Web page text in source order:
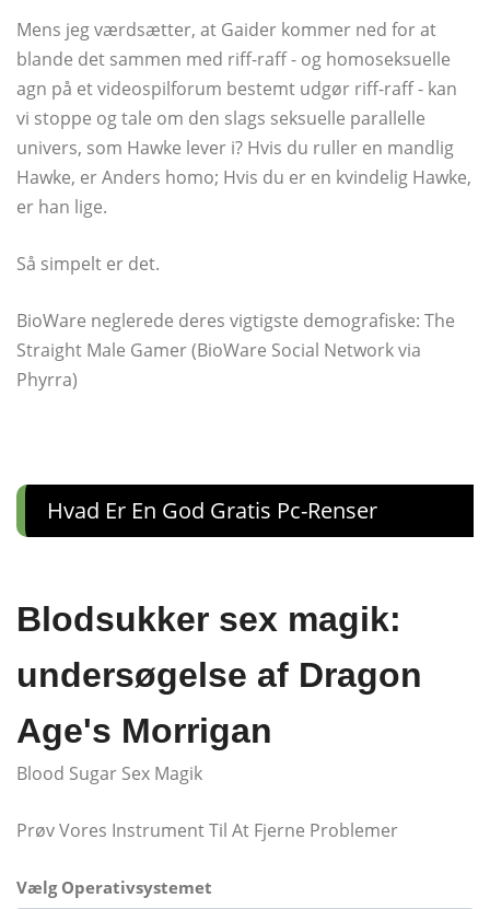
Mens jeg værdsætter, at Gaider kommer ned for at
blande det sammen med riff-raff - og homoseksuelle
agn på et videospilforum bestemt udgør riff-raff - kan
vi stoppe og tale om den slags seksuelle parallelle
univers, som Hawke lever i? Hvis du ruller en mandlig
Hawke, er Anders homo; Hvis du er en kvindelig Hawke,
er han lige.
Så simpelt er det.
BioWare neglerede deres vigtigste demografiske: The
Straight Male Gamer (BioWare Social Network via
Phyrra)
Hvad Er En God Gratis Pc-Renser
Blodsukker sex magik:
undersøgelse af Dragon
Age's Morrigan
Blood Sugar Sex Magik
Prøv Vores Instrument Til At Fjerne Problemer
Vælg Operativsystemet